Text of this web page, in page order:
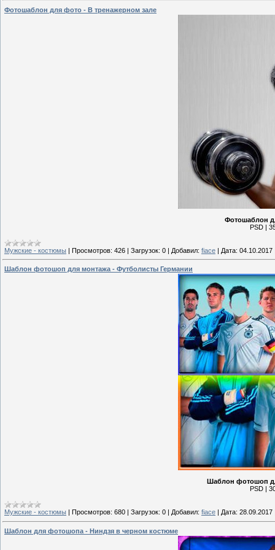
Фотошаблон для фото - В тренажерном зале
Фотошаблон
PSD |
Мужские - костюмы | Просмотров: 426 | Загрузок: 0 | Добавил: fiace | Дата: 04.10.2017
Шаблон фотошоп для монтажа - Футболисты Германии
Шаблон фотошоп
PSD |
Мужские - костюмы Просмотров: 680 Загрузок: 0 Добавил: fiace Дата: 28.09.2017
Шаблон для фотошопа - Ниндзя в черном костюме